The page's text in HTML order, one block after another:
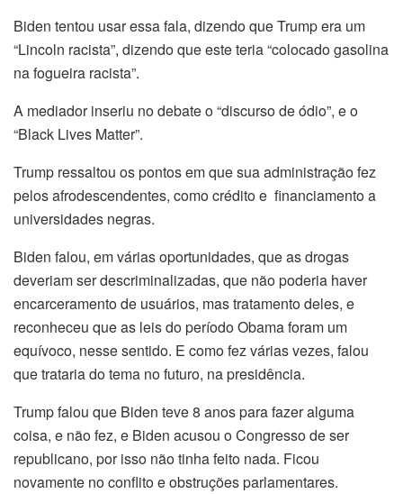
Biden tentou usar essa fala, dizendo que Trump era um
“Lincoln racista”, dizendo que este teria “colocado gasolina
na fogueira racista”.
A mediador inseriu no debate o “discurso de ódio”, e o
“Black Lives Matter”.
Trump ressaltou os pontos em que sua administração fez
pelos afrodescendentes, como crédito e financiamento a
universidades negras.
Biden falou, em várias oportunidades, que as drogas
deveriam ser descriminalizadas, que não poderia haver
encarceramento de usuários, mas tratamento deles, e
reconheceu que as leis do período Obama foram um
equívoco, nesse sentido. E como fez várias vezes, falou
que trataria do tema no futuro, na presidência.
Trump falou que Biden teve 8 anos para fazer alguma
coisa, e não fez, e Biden acusou o Congresso de ser
republicano, por isso não tinha feito nada. Ficou
novamente no conflito e obstruções parlamentares.